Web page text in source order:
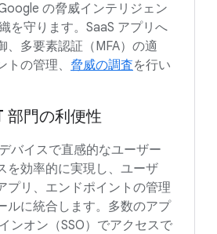
の脅威インテリジェン
を守ります。SaaS アプリへ
、多要素認証（MFA）の適
の管理、 脅威の調査を行い
部門の利便性
バイスで直感的なユーザー
を効率的に実現し、ユーザ
プリ、エンドポイントの管理
ルに統合します。多数のアプ
ンオン（SSO）でアクセスで